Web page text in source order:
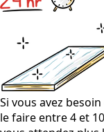
Si vous avez
le faire entre 4 et